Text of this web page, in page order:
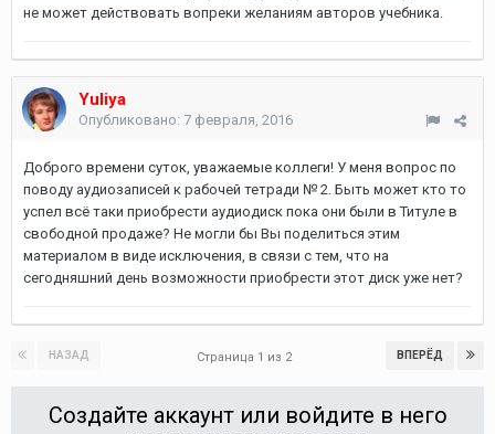
не может действовать вопреки желаниям авторов учебника.
Yuliya
Опубликовано: 7 февраля, 2016
Доброго времени суток, уважаемые коллеги! У меня вопрос по
поводу аудиозаписей к рабочей тетради № 2. Быть может кто то
успел всё таки приобрести аудиодиск пока они были в Титуле в
свободной продаже? Не могли бы Вы поделиться этим
материалом в виде исключения, в связи с тем, что на
сегодняшний день возможности приобрести этот диск уже нет?
НАЗАД ВПЕРЁД
Страница 1 из 2
Создайте аккаунт или войдите в него